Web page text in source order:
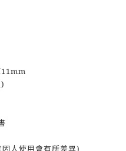
11mm
因人使用會有所差異)